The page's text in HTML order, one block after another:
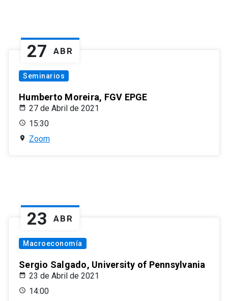
27 ABR
Seminarios
Humberto Moreira, FGV EPGE
27 de Abril de 2021
15:30
Zoom
23 ABR
Macroeconomía
Sergio Salgado, University of Pennsylvania
23 de Abril de 2021
14:00